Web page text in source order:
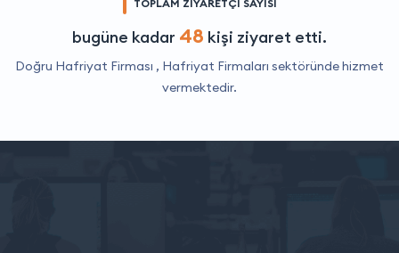
TOPLAM ZİYARETÇİ SAYISI
bugüne kadar 48 kişi ziyaret etti.
Doğru Hafriyat Firması , Hafriyat Firmaları sektöründe hizmet
vermektedir.